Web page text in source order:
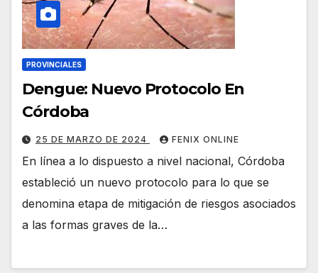
PROVINCIALES
Dengue: Nuevo Protocolo En
Córdoba
25 DE MARZO DE 2024 FENIX ONLINE
En línea a lo dispuesto a nivel nacional, Córdoba
estableció un nuevo protocolo para lo que se
denomina etapa de mitigación de riesgos asociados
a las formas graves de la…